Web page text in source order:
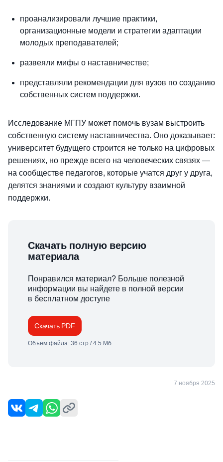
проанализировали лучшие практики,
организационные модели и стратегии адаптации
молодых преподавателей;
развеяли мифы о наставничестве;
представляли рекомендации для вузов по созданию
собственных систем поддержки.
Исследование МГПУ может помочь вузам выстроить
собственную систему наставничества. Оно доказывает:
университет будущего строится не только на цифровых
решениях, но прежде всего на человеческих связях —
на сообществе педагогов, которые учатся друг у друга,
делятся знаниями и создают культуру взаимной
поддержки.
Скачать полную версию
материала
Понравился материал? Больше полезной
информации вы найдете в полной версии
в бесплатном доступе
Скачать PDF
Объем файла: 36 стр / 4.5 Мб
7 ноября 2025